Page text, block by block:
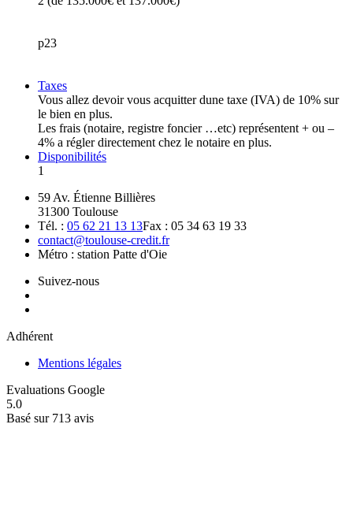
p23
Taxes
Vous allez devoir vous acquitter dune taxe (IVA) de 10% sur
le bien en plus.
Les frais (notaire, registre foncier …etc) représentent + ou –
4% a régler directement chez le notaire en plus.
Disponibilités
1
59 Av. Étienne Billières
31300 Toulouse
Tél. : 05 62 21 13 13Fax : 05 34 63 19 33
contact@toulouse-credit.fr
Métro : station Patte d'Oie
Suivez-nous
Adhérent
Mentions légales
Evaluations Google
5.0
Basé sur 713 avis